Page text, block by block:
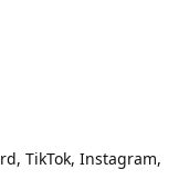
TikTok, Instagram,